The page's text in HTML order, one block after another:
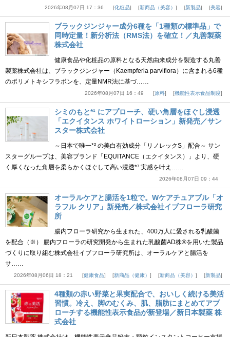
2026年08月07日 17：36 化粧品 新商品（美容） 新製品 美容
ブラックジンジャー成分6種を「1種類の標準品」で
同時定量！新分析法（RMS法）を確立！／丸善製薬
株式会社
健康食品や化粧品の原料となる天然由来成分を製造する丸善
製薬株式会社は、ブラックジンジャー（Kaempferia parviflora）に含まれる6種
のポリメトキシフラボンを、定量NMR法に基づ……
2026年08月07日 16：49 原料 機能性表示食品制度
シミのもと*¹ にアプローチ、硬い角層をほぐし浸透
「エクイタンス ホワイトローション」新発売／サン
スター株式会社
～日本で唯一*² の美白有効成分「リノレックS」配合～ サン
スターグループは、美容ブランド「EQUITANCE（エクイタンス）」より、硬
く厚くなった角層を柔らかくほぐして高い浸透*³ 実感を叶え……
2026年08月07日 09：44
オーラルケアと腸活を1粒で。Wケアチュアブル「オ
ラフル クリア」新発売／株式会社イブフローラ研究
所
腸内フローラ研究から生まれた、400万人に愛される乳酸菌
を配合（※） 腸内フローラの研究開発から生まれた乳酸菌AD株®を用いた製品
づくりに取り組む株式会社イブフローラ研究所は、オーラルケアと腸活を
サ……
2026年08月06日 18：21 健康食品 新商品（健康） 新商品（美容） 新製品
4種類の赤い野菜と果実配合で、おいしく続ける美活
習慣。冷え、脚のむくみ、肌、脂肪にまとめてアプ
ローチする機能性表示食品が新登場／新日本製薬 株
式会社